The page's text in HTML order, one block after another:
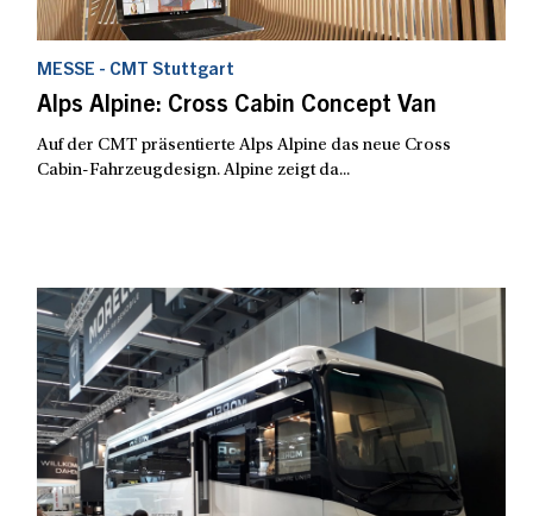
MESSE - CMT Stuttgart
Alps Alpine: Cross Cabin Concept Van
Auf der CMT präsentierte Alps Alpine das neue Cross
Cabin-Fahrzeugdesign. Alpine zeigt da...